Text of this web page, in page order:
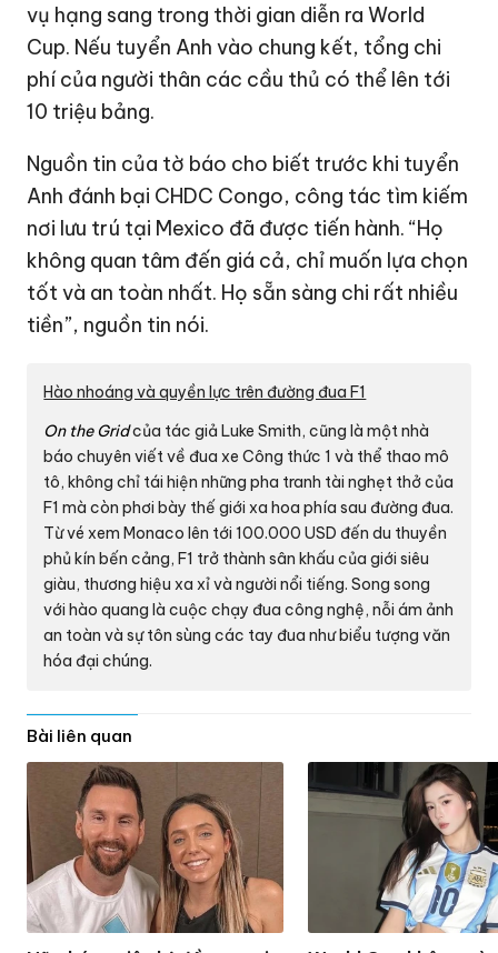
vụ hạng sang trong thời gian diễn ra World
Cup. Nếu tuyển Anh vào chung kết, tổng chi
phí của người thân các cầu thủ có thể lên tới
10 triệu bảng.
Nguồn tin của tờ báo cho biết trước khi tuyển
Anh đánh bại CHDC Congo, công tác tìm kiếm
nơi lưu trú tại Mexico đã được tiến hành. “Họ
không quan tâm đến giá cả, chỉ muốn lựa chọn
tốt và an toàn nhất. Họ sẵn sàng chi rất nhiều
tiền”, nguồn tin nói.
Hào nhoáng và quyền lực trên đường đua F1
On the Gridcủa tác giả Luke Smith, cũng là một nhà
báo chuyên viết về đua xe Công thức 1 và thể thao mô
tô, không chỉ tái hiện những pha tranh tài nghẹt thở của
F1 mà còn phơi bày thế giới xa hoa phía sau đường đua.
Từ vé xem Monaco lên tới 100.000 USD đến du thuyền
phủ kín bến cảng, F1 trở thành sân khấu của giới siêu
giàu, thương hiệu xa xỉ và người nổi tiếng. Song song
với hào quang là cuộc chạy đua công nghệ, nỗi ám ảnh
an toàn và sự tôn sùng các tay đua như biểu tượng văn
hóa đại chúng.
Bài liên quan